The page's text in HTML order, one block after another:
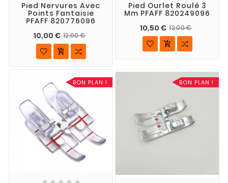
Pied Nervures Avec
Points Fantaisie
PFAFF 820776096
10,00 € 12,00 €

Pied Ourlet Roulé 3
Mm PFAFF 820249096
10,50 € 12,00 €

BON PLAN ! BON PLAN !